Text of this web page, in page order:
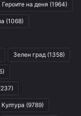
Героите на деня (1964)
(1068)
Зелен град (1358)
Култура (9789)